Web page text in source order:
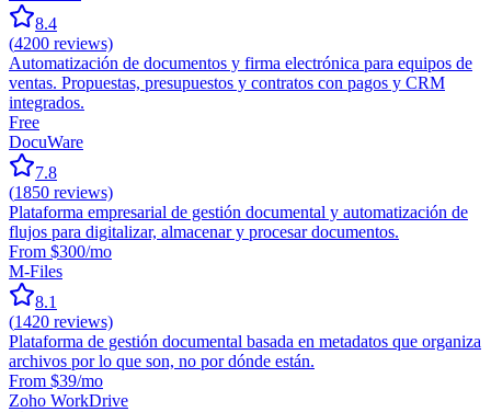
8.4
(4200 reviews)
Automatización de documentos y firma electrónica para equipos de
ventas. Propuestas, presupuestos y contratos con pagos y CRM
integrados.
Free
DocuWare
7.8
(1850 reviews)
Plataforma empresarial de gestión documental y automatización de
flujos para digitalizar, almacenar y procesar documentos.
From $300/mo
M-Files
8.1
(1420 reviews)
Plataforma de gestión documental basada en metadatos que organiza
archivos por lo que son, no por dónde están.
From $39/mo
Zoho WorkDrive